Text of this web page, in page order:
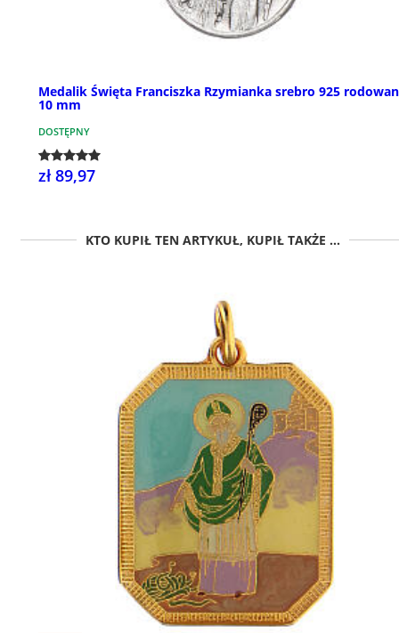
Medalik Święta Franciszka Rzymianka srebro 925
10 mm
DOSTĘPNY
zł 89,97
KTO KUPIŁ TEN ARTYKUŁ, KUPIŁ TAKŻE ...